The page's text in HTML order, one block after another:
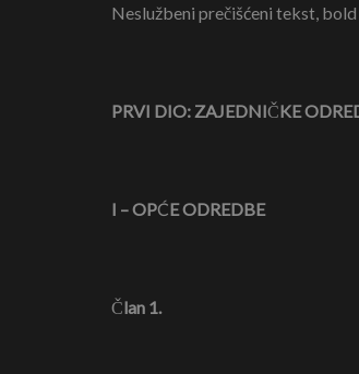
Neslužbeni prečišćeni tekst,
PRVI DIO: ZAJEDNIČKE
I – OPĆE ODREDBE
Član 1.